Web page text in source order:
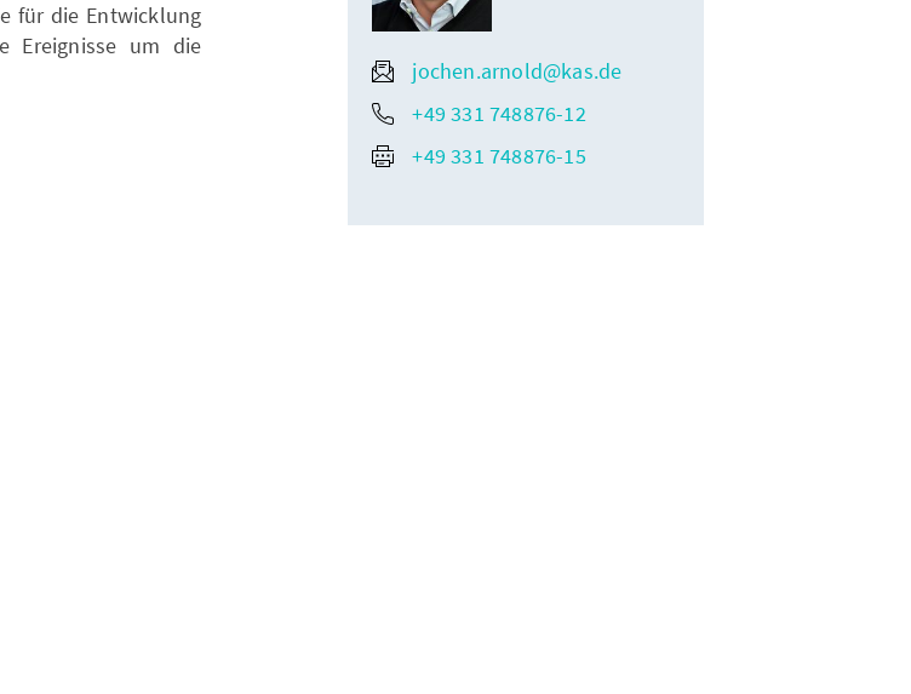
für die Entwicklung
Ereignisse um die
jochen.arnold@kas.de
+49 331 748876-12
+49 331 748876-15